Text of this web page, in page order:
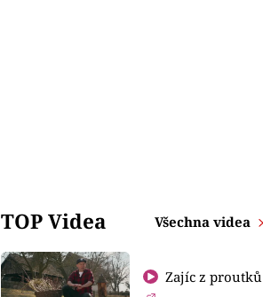
TOP Videa Všechna videa
Zajíc z proutků